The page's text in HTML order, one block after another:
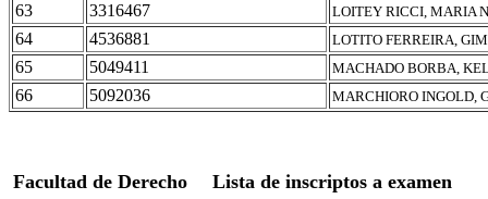
63 3316467 LOITEY RICCI, MARIA
64 4536881 LOTITO FERREIRA,
65 5049411 MACHADO BORBA,
66 5092036 MARCHIORO INGOLD,
Facultad de Derecho Lista de inscriptos a examen